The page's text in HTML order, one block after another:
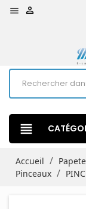
 
view_headline
Accueil
Pinceaux